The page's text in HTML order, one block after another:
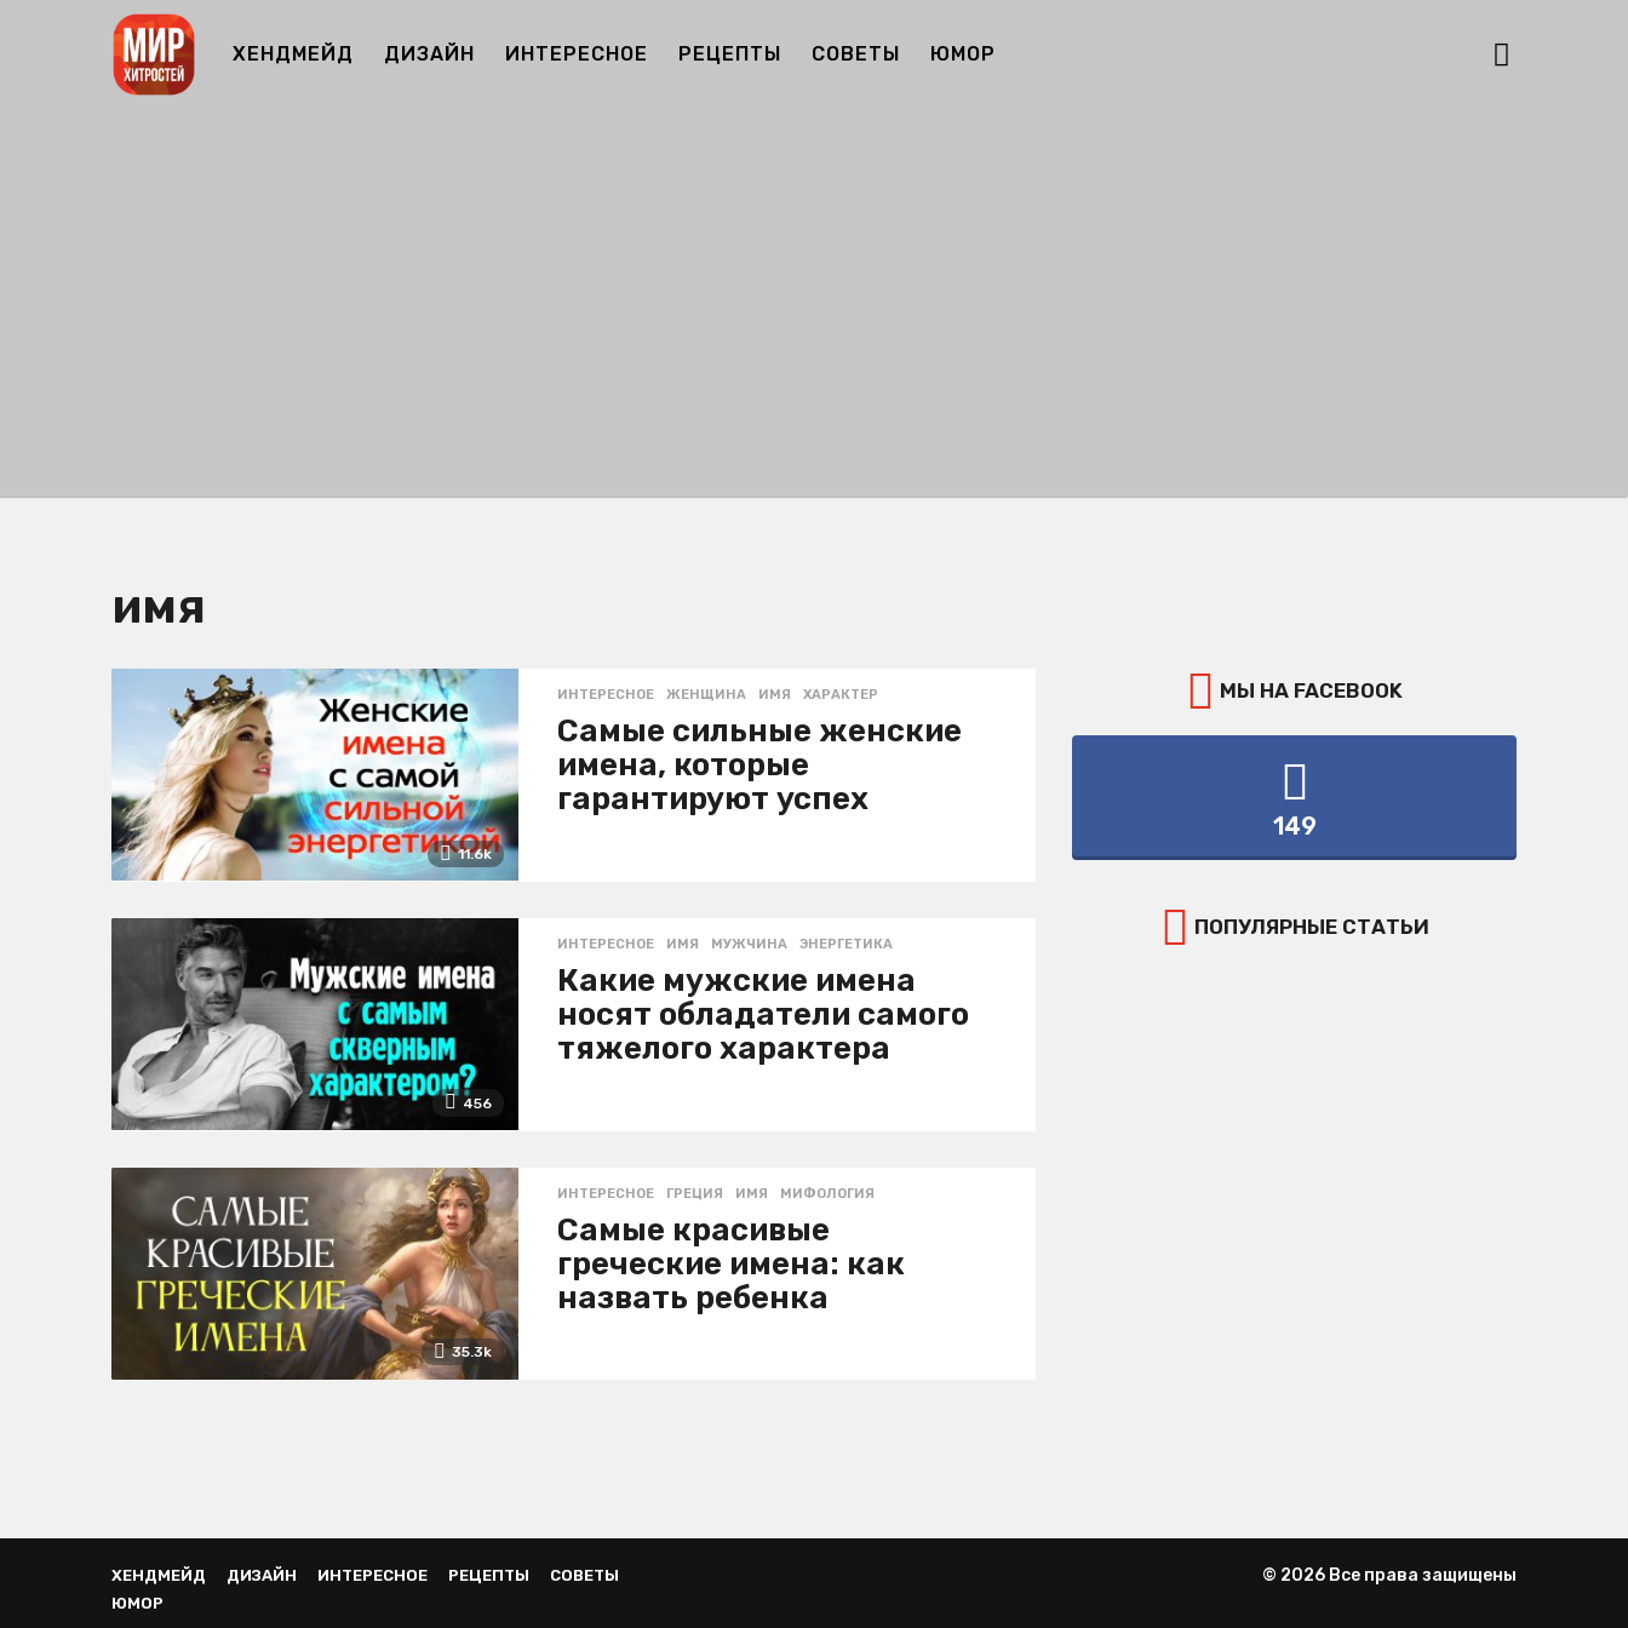
ХЕНДМЕЙД ДИЗАЙН ИНТЕРЕСНОЕ РЕЦЕПТЫ СОВЕТЫ ЮМОР
имя
11.6k
ИНТЕРЕСНОЕ ЖЕНЩИНА ,ИМЯ ,ХАРАКТЕР
Самые сильные женские
имена, которые
гарантируют успех
456
ИНТЕРЕСНОЕ ИМЯ ,МУЖЧИНА ,ЭНЕРГЕТИКА
Какие мужские имена
носят обладатели самого
тяжелого характера
35.3k
ИНТЕРЕСНОЕ ГРЕЦИЯ ,ИМЯ ,МИФОЛОГИЯ
Самые красивые
греческие имена: как
назвать ребенка
МЫ НА FACEBOOK
149
ПОПУЛЯРНЫЕ СТАТЬИ
ХЕНДМЕЙД ДИЗАЙН ИНТЕРЕСНОЕ РЕЦЕПТЫ
СОВЕТЫ
ЮМОР
© 2026 Все права защищены